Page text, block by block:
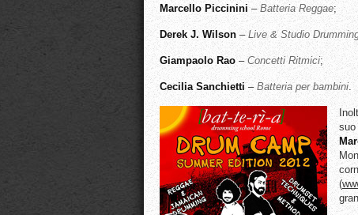
Marcello Piccinini–Batteria Reggae;
Derek J. Wilson –Live & Studio
Giampaolo Rao – Concetti Ritmici;
Cecilia Sanchietti–Batteria per bambini.
suo
(